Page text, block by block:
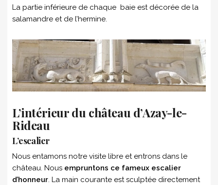
La partie inférieure de chaque baie est décorée de la
salamandre et de l’hermine.
L’intérieur du château d’Azay-le-
Rideau
L’escalier
Nous entamons notre visite libre et entrons dans le
château. Nous empruntons ce fameux escalier
d’honneur. La main courante est sculptée directement